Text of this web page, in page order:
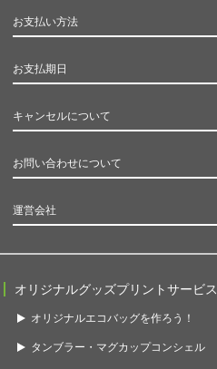
お支払い方法
お支払期日
キャンセルについて
お問い合わせについて
運営会社
オリジナルグッズプリントサービス
オリジナルエコバッグを作ろう！
タンブラー・マグカップコンシェル